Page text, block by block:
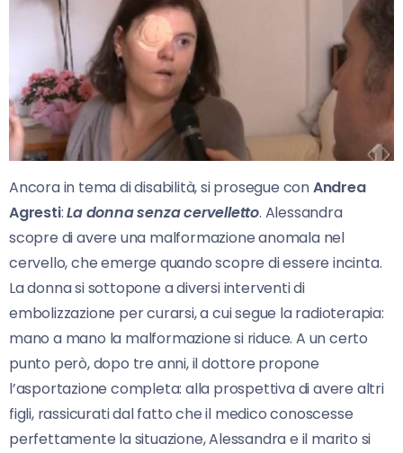
Ancora in tema di disabilità, si prosegue conAndrea
Agresti:La donna senza cervelletto. Alessandra
scopre di avere una malformazione anomala nel
cervello, che emerge quando scopre di essere incinta.
La donna si sottopone a diversi interventi di
embolizzazione per curarsi, a cui segue la radioterapia:
mano a mano la malformazione si riduce. A un certo
punto però, dopo tre anni, il dottore propone
l’asportazione completa: alla prospettiva di avere altri
figli, rassicurati dal fatto che il medico conoscesse
perfettamente la situazione, Alessandra e il marito si